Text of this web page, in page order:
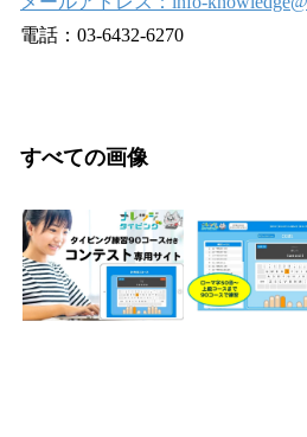
電話：03-6432-6270
すべての画像